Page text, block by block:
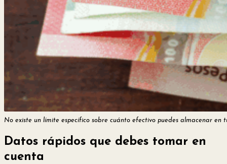
No existe un límite específico sobre cuánto efectivo puedes almacenar en
Datos rápidos que debes tomar en
cuenta